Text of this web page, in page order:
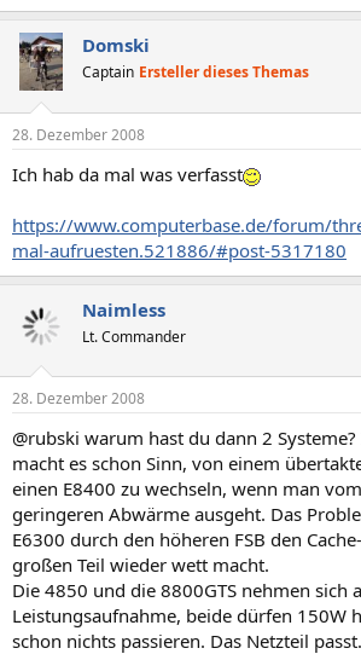
Domski
Captain Ersteller dieses Themas
28. Dezember 2008
Ich hab da mal was verfasst
https://www.computerbase.de/forum/
mal-aufruesten.521886/#post-5317180
Naimless
Lt. Commander
28. Dezember 2008
@rubski warum hast du dann 2
macht es schon Sinn, von einem
einen E8400 zu wechseln, wenn man
geringeren Abwärme ausgeht. Das
E6300 durch den höheren FSB den
großen Teil wieder wett macht.
Die 4850 und die 8800GTS nehmen sich
Leistungsaufnahme, beide dürfen 150W
schon nichts passieren. Das Netzteil passt.